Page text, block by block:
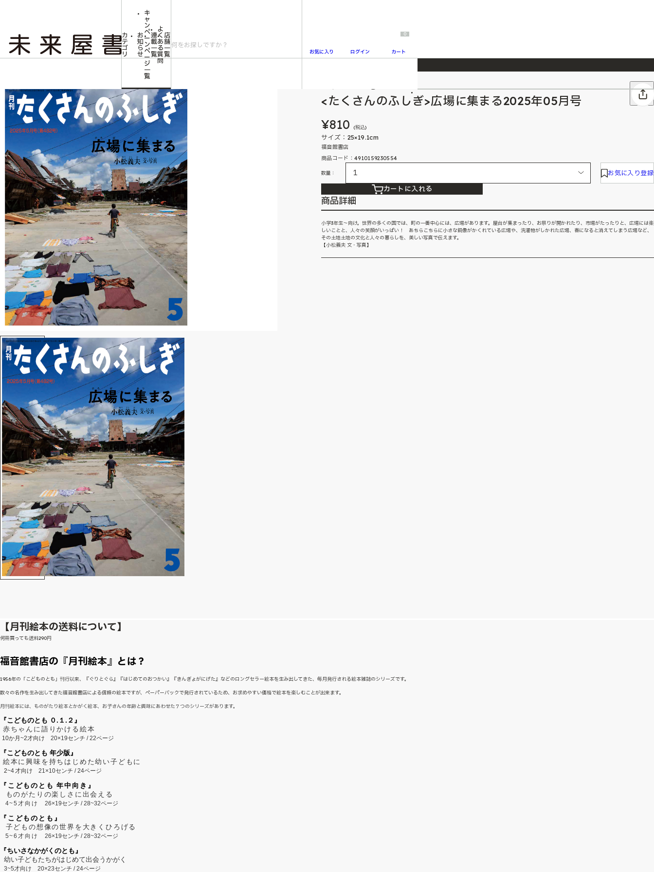
2026/7/23 『ONE PIECE magazine 021 ONE PIECEカード付き同梱版』発売延期のご案内
カ
テ
ゴ
リ
お
知
ら
せ
キ
ャ
ン
ペ
ー
ン
ペ
ー
ジ
一
覧
連
載
一
覧
よ
く
あ
る
質
問
店
舗
一
覧
お気に入り ログイン
0
カート
<たくさんのふしぎ>広場に集まる2025年05月号
<たくさんのふしぎ>広場に集まる2025年05月号
¥810 (税込)
サイズ：25×19.1cm
福音館書店
商品コード：4910159230554
数量： お気に入り登録
カートに入れる
商品詳細
小学3年生〜向け。世界の多くの国では、町の一番中心には、広場があります。屋台が集まったり、お祭りが開かれたり、市場がたったりと、広場には楽
しいことと、人々の笑顔がいっぱい！ あちらこちらに小さな銅像がかくれている広場や、洗濯物がしかれた広場、春になると消えてしまう広場など、
その土地土地の文化と人々の暮らしを、美しい写真で伝えます。
【小松義夫 文・写真】
【月刊絵本の送料について】
何冊買っても送料290円
福音館書店の『月刊絵本』とは？
1956年の「こどものとも」刊行以来、『ぐりとぐら』『はじめてのおつかい』『きんぎょがにげた』などのロングセラー絵本を生み出してきた、毎月発行される絵本雑誌のシリーズです。
数々の名作を生み出してきた福音館書店による信頼の絵本ですが、ペーパーバックで発行されているため、お求めやすい価格で絵本を楽しむことが出来ます。
月刊絵本には、ものがたり絵本とかがく絵本、お子さんの年齢と興味にあわせた７つのシリーズがあります。
『こどものとも ０.１.２』
赤ちゃんに語りかける絵本
10か月~2才向け 20×19センチ / 22ページ
『こどものとも 年少版』
絵本に興味を持ちはじめた幼い子どもに
2~4才向け 21×10センチ / 24ページ
『こどものとも 年中向き』
ものがたりの楽しさに出会える
4~5才向け26×19センチ / 28~32ページ
『こどものとも』
子どもの想像の世界を大きくひろげる
5~6才向け26×19センチ / 28~32ページ
『ちいさなかがくのとも』
幼い子どもたちがはじめて出会うかがく
3~5才向け 20×23センチ / 24ページ